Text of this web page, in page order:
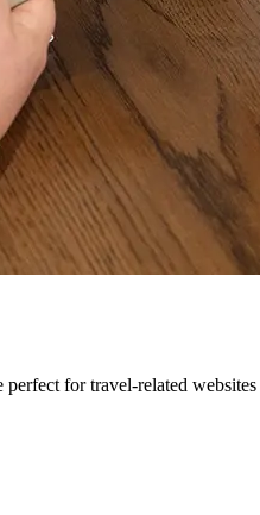
for travel-related